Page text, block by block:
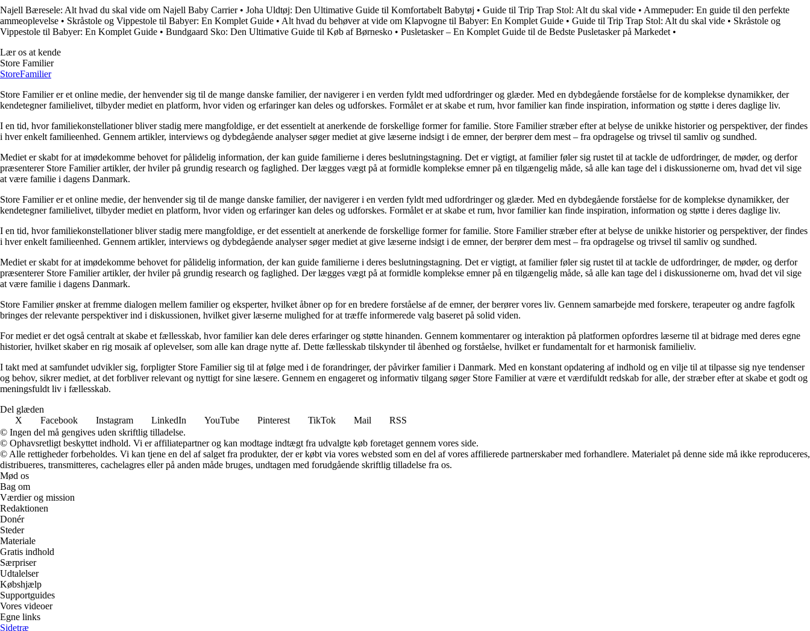
Najell Bæresele: Alt hvad du skal vide om Najell Baby Carrier• Joha Uldtøj: Den Ultimative Guide til Komfortabelt Babytøj • Guide til Trip Trap Stol: Alt du skal vide • Ammepuder: En guide til den perfekte
ammeoplevelse • Skråstole og Vippestole til Babyer: En Komplet Guide • Alt hvad du behøver at vide om Klapvogne til Babyer: En Komplet Guide • Guide til Trip Trap Stol: Alt du skal vide • Skråstole og
Vippestole til Babyer: En Komplet Guide • Bundgaard Sko: Den Ultimative Guide til Køb af Børnesko • Pusletasker – En Komplet Guide til de Bedste Pusletasker på Markedet •
Lær os at kende
Store Familier
StoreFamilier
Store Familier er et online medie, der henvender sig til de mange danske familier, der navigerer i en verden fyldt med udfordringer og glæder. Med en dybdegående forståelse for de komplekse dynamikker, der
kendetegner familielivet, tilbyder mediet en platform, hvor viden og erfaringer kan deles og udforskes. Formålet er at skabe et rum, hvor familier kan finde inspiration, information og støtte i deres daglige liv.
I en tid, hvor familiekonstellationer bliver stadig mere mangfoldige, er det essentielt at anerkende de forskellige former for familie. Store Familier stræber efter at belyse de unikke historier og perspektiver, der findes
i hver enkelt familieenhed. Gennem artikler, interviews og dybdegående analyser søger mediet at give læserne indsigt i de emner, der berører dem mest – fra opdragelse og trivsel til samliv og sundhed.
Mediet er skabt for at imødekomme behovet for pålidelig information, der kan guide familierne i deres beslutningstagning. Det er vigtigt, at familier føler sig rustet til at tackle de udfordringer, de møder, og derfor
præsenterer Store Familier artikler, der hviler på grundig research og faglighed. Der lægges vægt på at formidle komplekse emner på en tilgængelig måde, så alle kan tage del i diskussionerne om, hvad det vil sige
at være familie i dagens Danmark.
Store Familier er et online medie, der henvender sig til de mange danske familier, der navigerer i en verden fyldt med udfordringer og glæder. Med en dybdegående forståelse for de komplekse dynamikker, der
kendetegner familielivet, tilbyder mediet en platform, hvor viden og erfaringer kan deles og udforskes. Formålet er at skabe et rum, hvor familier kan finde inspiration, information og støtte i deres daglige liv.
I en tid, hvor familiekonstellationer bliver stadig mere mangfoldige, er det essentielt at anerkende de forskellige former for familie. Store Familier stræber efter at belyse de unikke historier og perspektiver, der findes
i hver enkelt familieenhed. Gennem artikler, interviews og dybdegående analyser søger mediet at give læserne indsigt i de emner, der berører dem mest – fra opdragelse og trivsel til samliv og sundhed.
Mediet er skabt for at imødekomme behovet for pålidelig information, der kan guide familierne i deres beslutningstagning. Det er vigtigt, at familier føler sig rustet til at tackle de udfordringer, de møder, og derfor
præsenterer Store Familier artikler, der hviler på grundig research og faglighed. Der lægges vægt på at formidle komplekse emner på en tilgængelig måde, så alle kan tage del i diskussionerne om, hvad det vil sige
at være familie i dagens Danmark.
Store Familier ønsker at fremme dialogen mellem familier og eksperter, hvilket åbner op for en bredere forståelse af de emner, der berører vores liv. Gennem samarbejde med forskere, terapeuter og andre fagfolk
bringes der relevante perspektiver ind i diskussionen, hvilket giver læserne mulighed for at træffe informerede valg baseret på solid viden.
For mediet er det også centralt at skabe et fællesskab, hvor familier kan dele deres erfaringer og støtte hinanden. Gennem kommentarer og interaktion på platformen opfordres læserne til at bidrage med deres egne
historier, hvilket skaber en rig mosaik af oplevelser, som alle kan drage nytte af. Dette fællesskab tilskynder til åbenhed og forståelse, hvilket er fundamentalt for et harmonisk familieliv.
I takt med at samfundet udvikler sig, forpligter Store Familier sig til at følge med i de forandringer, der påvirker familier i Danmark. Med en konstant opdatering af indhold og en vilje til at tilpasse sig nye tendenser
og behov, sikrer mediet, at det forbliver relevant og nyttigt for sine læsere. Gennem en engageret og informativ tilgang søger Store Familier at være et værdifuldt redskab for alle, der stræber efter at skabe et godt og
meningsfuldt liv i fællesskab.
Del glæden
X
Facebook Instagram LinkedIn YouTube Pinterest TikTok Mail
RSS
© Ingen del må gengives uden skriftlig tilladelse.
© Ophavsretligt beskyttet indhold. Vi er affiliatepartner og kan modtage indtægt fra udvalgte køb foretaget gennem vores side.
© Alle rettigheder forbeholdes. Vi kan tjene en del af salget fra produkter, der er købt via vores websted som en del af vores affilierede partnerskaber med forhandlere. Materialet på denne side må ikke reproduceres,
distribueres, transmitteres, cachelagres eller på anden måde bruges, undtagen med forudgående skriftlig tilladelse fra os.
Mød os
Bag om
Værdier og mission
Redaktionen
Donér
Steder
Materiale
Gratis indhold
Særpriser
Udtalelser
Købshjælp
Supportguides
Vores videoer
Egne links
Sidetræ